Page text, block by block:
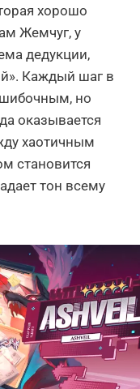
хорошо
Жемчуг, у
дедукции,
Каждый шаг в
но
оказывается
хаотичным
становится
тон всему